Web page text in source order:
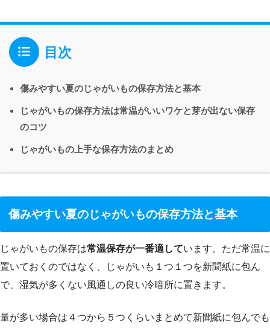
目次
傷みやすい夏のじゃがいもの保存方法と基本
じゃがいもの保存方法は常温がいいワケと芽が出ない保存
のコツ
じゃがいもの上手な保存方法のまとめ
傷みやすい夏のじゃがいもの保存方法と基本
じゃがいもの保存は常温保存が一番適しています。ただ常温に
置いておくのではなく、じゃがいも１つ１つを新聞紙に包ん
で、湿気が多くない風通しの良い冷暗所に置きます。
量が多い場合は４つから５つくらいまとめて新聞紙に包んでも